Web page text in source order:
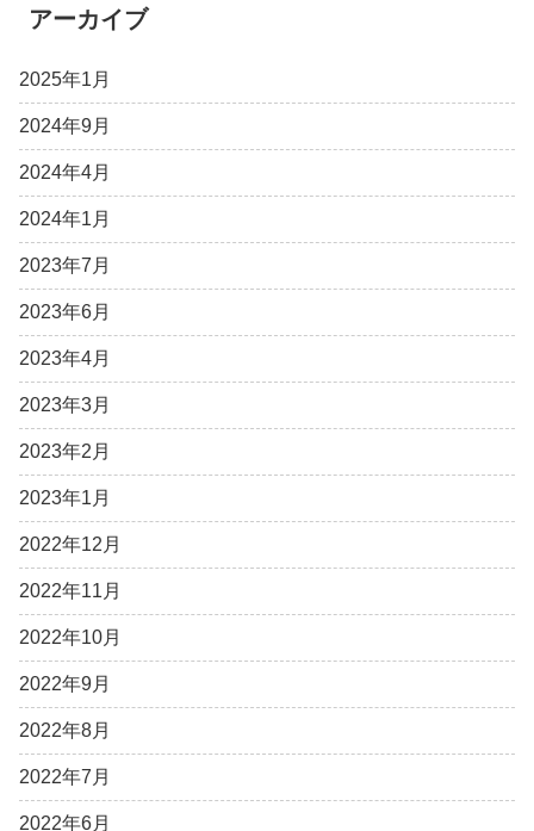
アーカイブ
2025年1月
2024年9月
2024年4月
2024年1月
2023年7月
2023年6月
2023年4月
2023年3月
2023年2月
2023年1月
2022年12月
2022年11月
2022年10月
2022年9月
2022年8月
2022年7月
2022年6月